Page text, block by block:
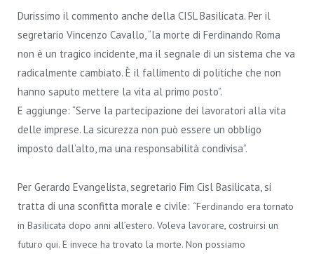
Durissimo il commento anche della CISL Basilicata. Per il
segretario Vincenzo Cavallo, “la morte di Ferdinando Roma
non è un tragico incidente, ma il segnale di un sistema che va
radicalmente cambiato. È il fallimento di politiche che non
hanno saputo mettere la vita al primo posto”.
E aggiunge: “Serve la partecipazione dei lavoratori alla vita
delle imprese. La sicurezza non può essere un obbligo
imposto dall’alto, ma una responsabilità condivisa”.
Per Gerardo Evangelista, segretario Fim Cisl Basilicata, si
tratta di una sconfitta morale e civile: “Ferdinando era tornato
in Basilicata dopo anni all’estero. Voleva lavorare, costruirsi un
futuro qui. E invece ha trovato la morte. Non possiamo